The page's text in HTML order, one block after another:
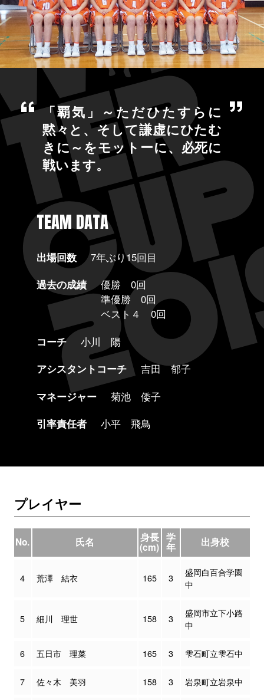
「覇気」～ただひたすらに
黙々と、そして謙虚にひたむ
きに～をモットーに、必死に
戦います。
TEAM DATA
出場回数
7年ぶり15回目
過去の成績
優勝 0回
準優勝 0回
ベスト４ 0回
コーチ
小川 陽
アシスタントコーチ
吉田 郁子
マネージャー
菊池 倭子
引率責任者
小平 飛鳥
プレイヤー
No. 氏名 身長
(cm)
学
年 出身校
4 荒澤 結衣 165 3
盛岡白百合学園
中
5 細川 理世 158 3
盛岡市立下小路
中
6 五日市 理菜 165 3 雫石町立雫石中
7 佐々木 美羽 158 3 岩泉町立岩泉中